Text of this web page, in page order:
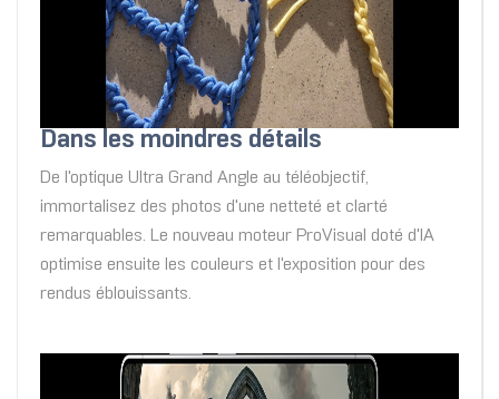
Dans les moindres détails
De l'optique Ultra Grand Angle au téléobjectif,
immortalisez des photos d'une netteté et clarté
remarquables. Le nouveau moteur ProVisual doté d'IA
optimise ensuite les couleurs et l'exposition pour des
rendus éblouissants.